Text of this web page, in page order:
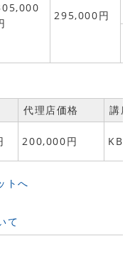
295,000円
代理店価格
講
200,000円
トへ
て